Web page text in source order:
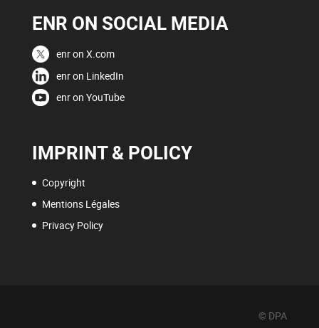
ENR ON SOCIAL MEDIA
enr on X.com
enr on LinkedIn
enr on YouTube
IMPRINT & POLICY
Copyright
Mentions Légales
Privacy Policy
© DPA